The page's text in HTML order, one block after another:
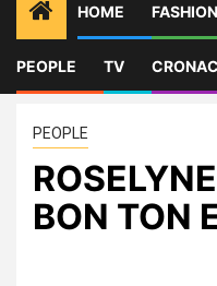
HOME
PEOPLE TV
Home PEOPLE ROSELYNE
PEOPLE
BON TON